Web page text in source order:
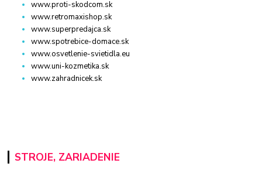
www.proti-skodcom.sk
www.retromaxishop.sk
www.superpredajca.sk
www.spotrebice-domace.sk
www.osvetlenie-svietidla.eu
www.uni-kozmetika.sk
www.zahradnicek.sk
STROJE, ZARIADENIE